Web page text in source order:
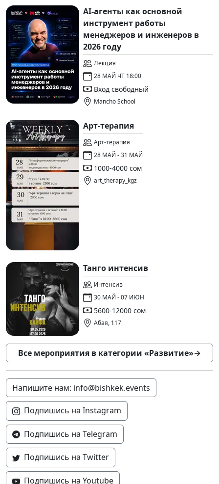
AI-агенты как основной
инструмент работы
менеджеров и инженеров в
2026 году
Лекция
28 МАЙ ЧТ 18:00
Вход свободный
Mancho School
Арт-терапия
Арт-терапия
28 МАЙ - 31 МАЙ
1000-4000 сом
art_therapy_kgz
Танго интенсив
Интенсив
30 МАЙ - 07 ИЮН
5600-12000 сом
Абая, 117
Все мероприятия в категории «Развитие»→
Напишите нам: info@bishkek.events
Подпишись на Instagram
Подпишись на Telegram
Подпишись на Twitter
Подпишись на Youtube